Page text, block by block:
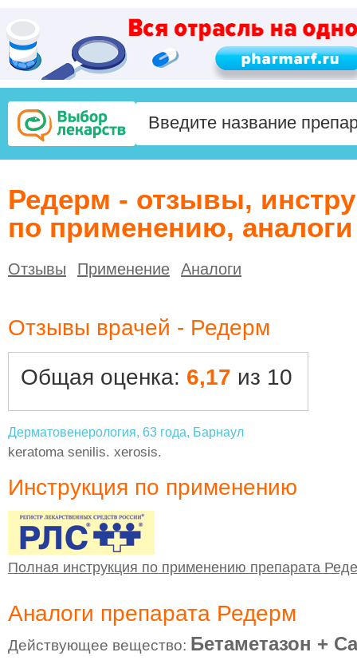
Редерм - отзывы,
по применению, аналоги
Отзывы Применение Аналоги
Отзывы врачей - Редерм
Общая оценка: 6,17 из 10
Дерматовенерология, 63 года, Барнаул
keratoma senilis. xerosis.
Инструкция по применению
Полная инструкция по применению препарата
Аналоги препарата Редерм
Действующее вещество: Бетаметазон +